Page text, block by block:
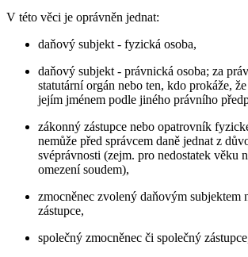
V této věci je oprávněn jednat:
daňový subjekt - fyzická osoba,
daňový subjekt - právnická osoba; za
statutární orgán nebo ten, kdo prokáže,
jejím jménem podle jiného právního
zákonný zástupce nebo opatrovník
nemůže před správcem daně jednat z
svéprávnosti (zejm. pro nedostatek věku
omezení soudem),
zmocněnec zvolený daňovým subjektem
zástupce,
společný zmocněnec či společný